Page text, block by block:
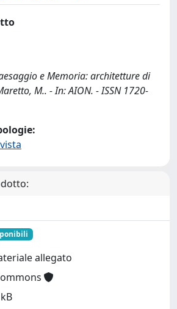
e Memoria: architetture di
M.. - In: AION. - ISSN 1720-
allegato